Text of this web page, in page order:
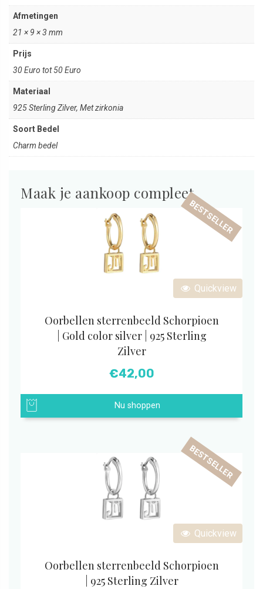
Afmetingen
21 × 9 × 3 mm
Prijs
30 Euro tot 50 Euro
Materiaal
925 Sterling Zilver, Met zirkonia
Soort Bedel
Charm bedel
Maak je aankoop compleet
Quickview
BESTSELLER
Oorbellen sterrenbeeld Schorpioen
| Gold color silver | 925 Sterling
Zilver
€42,00
Nu shoppen
Quickview
BESTSELLER
Oorbellen sterrenbeeld Schorpioen
| 925 Sterling Zilver